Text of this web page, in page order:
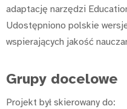
adaptację narzędzi
Udostępniono polskie
wspierających jakość
Grupy docelowe
Projekt był skierowany do: